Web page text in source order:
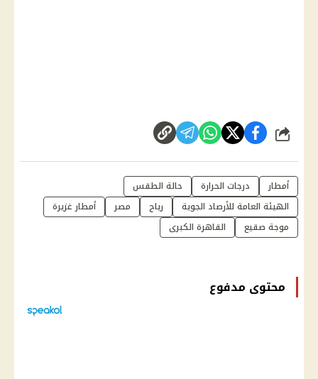
شارك
أمطار درجات الحرارة
حالة الطقس
الهيئة العامة للأرصاد الجوية
رياح مصر
أمطار غزيرة
موجة صقيع
القاهرة الكبرى
محتوى مدفوع